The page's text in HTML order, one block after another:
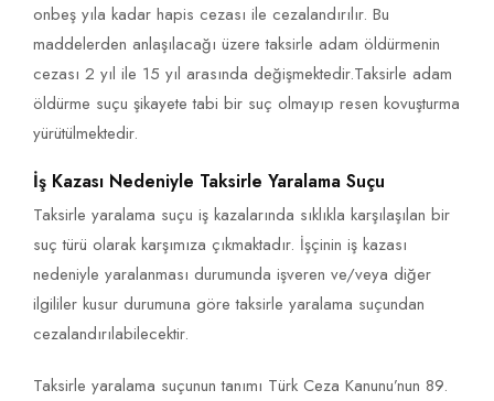
onbeş yıla kadar hapis cezası ile cezalandırılır. Bu
maddelerden anlaşılacağı üzere taksirle adam öldürmenin
cezası 2 yıl ile 15 yıl arasında değişmektedir.Taksirle adam
öldürme suçu şikayete tabi bir suç olmayıp resen kovuşturma
yürütülmektedir.
İş Kazası Nedeniyle Taksirle Yaralama Suçu
Taksirle yaralama suçu iş kazalarında sıklıkla karşılaşılan bir
suç türü olarak karşımıza çıkmaktadır. İşçinin iş kazası
nedeniyle yaralanması durumunda işveren ve/veya diğer
ilgililer kusur durumuna göre taksirle yaralama suçundan
cezalandırılabilecektir.
Taksirle yaralama suçunun tanımı Türk Ceza Kanunu’nun 89.